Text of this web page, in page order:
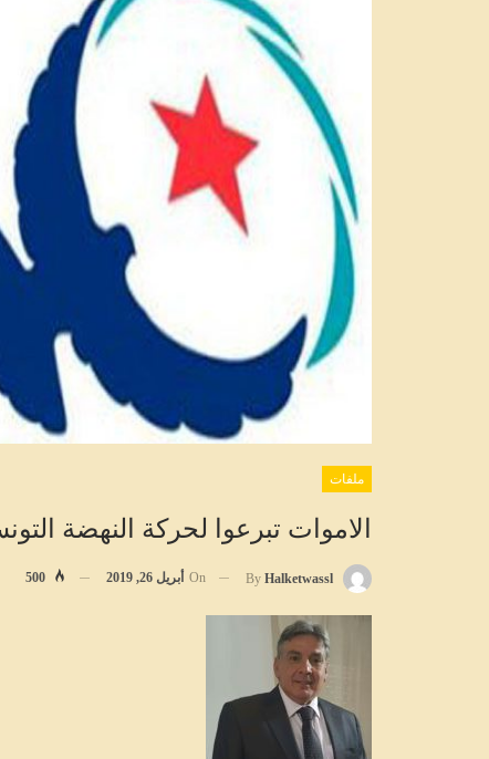
ملفات
الاموات تبرعوا لحركة النهضة
By Halketwassl
On أبريل 26, 2019 500